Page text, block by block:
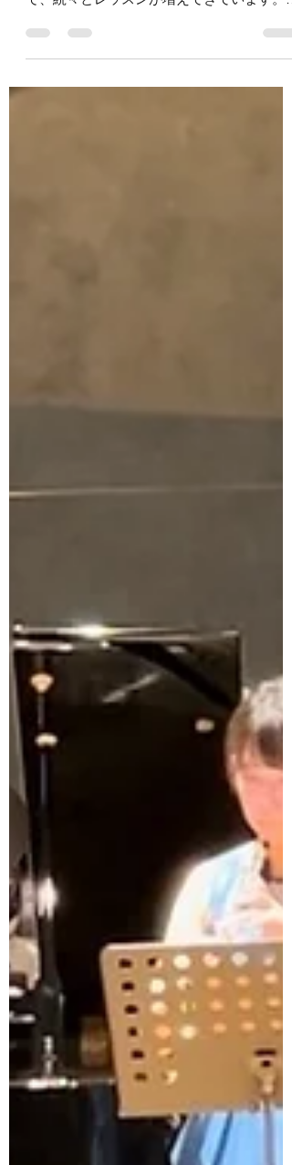
関西もついに梅雨入りですね。 夏休みに向
けて学生さんが吹奏楽コンクールシーズン
ンサートがありました。 40分のステージに